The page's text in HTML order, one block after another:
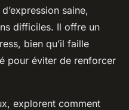
saine,
difficiles. Il offre un
bien qu’il faille
pour éviter de renforcer
explorent comment